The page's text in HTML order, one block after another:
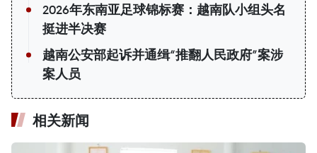
2026年东南亚足球锦标赛：越南队小组头名
挺进半决赛
越南公安部起诉并通缉“推翻人民政府”案涉
案人员
相关新闻